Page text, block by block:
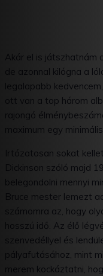
Akár el is
de azonnal kilógna a
legalapabb
ott van a top három
rajongó
maximum egy
Irtózatosan sokat
Dickinson szóló majd
belegondolni mennyi
Bruce mester lemezt
számomra az, hogy
hosszú idő. Az élő
szenvedéllyel és
pályafutásához, mint
merem kockáztatni,